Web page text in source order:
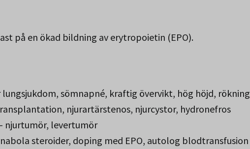
på en ökad bildning av erytropoietin (EPO).
sömnapné, kraftig övervikt, hög höjd, rökning
njurartärstenos, njurcystor, hydronefros
njurtumör, levertumör
steroider, doping med EPO, autolog blodtransfusion